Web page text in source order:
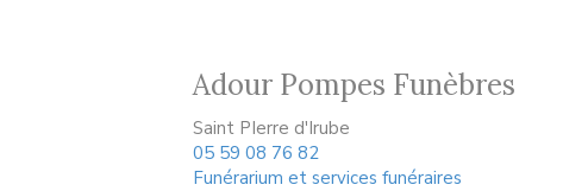
Adour Pompes Funèbres
Saint PIerre d'Irube
05 59 08 76 82
Funérarium et services funéraires